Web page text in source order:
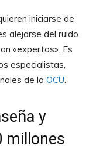
iniciarse de
alejarse del ruido
«expertos». Es
especialistas,
de la OCU.
y
millones